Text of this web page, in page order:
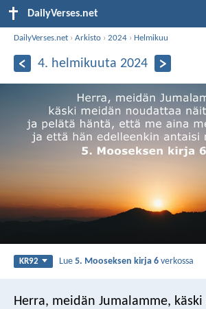
DailyVerses.net
DailyVerses.net ›Arkisto ›2024 › Helmikuu
4. helmikuuta 2024
KR92 Lue5. Mooseksen kirja 6 verkossa
Herra, meidän Jumalamme,